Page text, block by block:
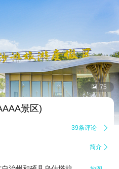
 75
景区)
39条评论 
简介 